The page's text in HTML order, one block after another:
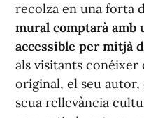
recolza en una forta
mural comptarà amb
accessible per mitjà
als visitants conéixer
original, el seu
seua rellevància